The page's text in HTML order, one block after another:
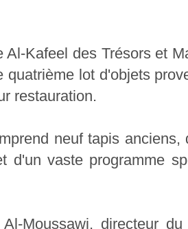
Al-Kafeel des Trésors et
quatrième lot d'objets
restauration.
neuf tapis
d'un vaste programme
Moussawi, directeur